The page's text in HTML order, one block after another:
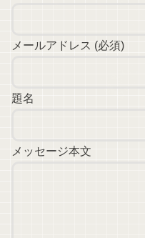
メールアドレス (必須)
題名
メッセージ本文